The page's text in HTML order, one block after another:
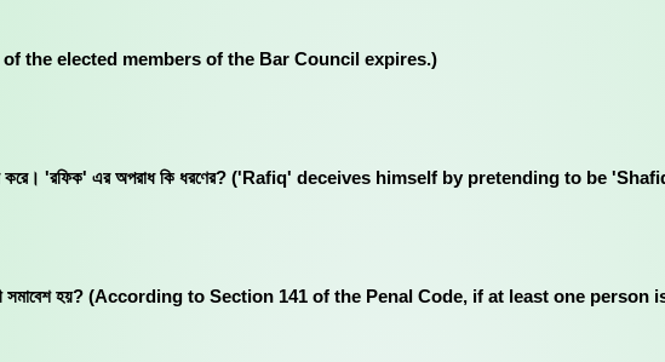
term of the elected members of the Bar Council expires.)
প্রতারণা করে। 'রফিক' এর অপরাধ কি ধরণের? ('Rafiq' deceives himself by pretending to
বে-আইনী সমাবেশ হয়? (According to Section 141 of the Penal Code, if at least one